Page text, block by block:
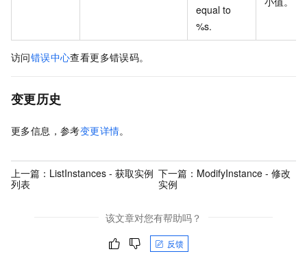
equal to
%s.
访问错误中心查看更多错误码。
变更历史
更多信息，参考变更详情。
上一篇： ListInstances - 获取实例
列表
下一篇： ModifyInstance - 修改
实例
该文章对您有帮助吗？
反馈